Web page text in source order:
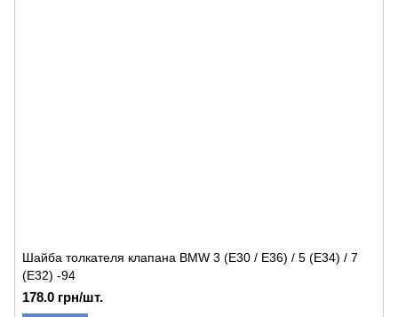
Шайба толкателя клапана BMW 3 (E30 / E36) / 5 (E34) / 7
(E32) -94
178.0 грн/шт.